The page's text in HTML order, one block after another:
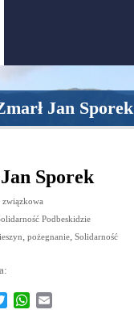
Jan Sporek
Sporek
Podbeskidzie
, pożegnanie, Solidarność
TwitterWhatsApp